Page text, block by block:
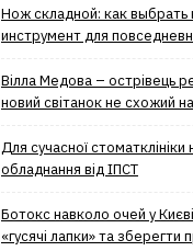
Нож складной: как
инструмент для
Вілла Медова – острівець
новий світанок не схожий
Для сучасної
обладнання від ІПСТ
Ботокс навколо очей у
«гусячі лапки» та зберегти